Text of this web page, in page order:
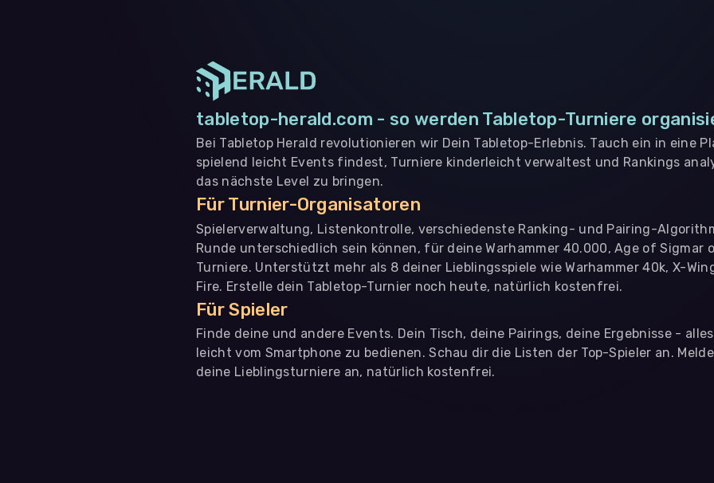
tabletop-herald.com - so werden Tabletop-Turniere
Bei Tabletop Herald revolutionieren wir Dein Tabletop-Erlebnis. Tauch ein in eine
spielend leicht Events findest, Turniere kinderleicht verwaltest und Rankings
das nächste Level zu bringen.
Für Turnier-Organisatoren
Spielerverwaltung, Listenkontrolle, verschiedenste Ranking- und Pairing-
Runde unterschiedlich sein können, für deine Warhammer 40.000, Age of Sigmar
Turniere. Unterstützt mehr als 8 deiner Lieblingsspiele wie Warhammer 40k, X-
Fire. Erstelle dein Tabletop-Turnier noch heute, natürlich kostenfrei.
Für Spieler
Finde deine und andere Events. Dein Tisch, deine Pairings, deine Ergebnisse -
leicht vom Smartphone zu bedienen. Schau dir die Listen der Top-Spieler an.
deine Lieblingsturniere an, natürlich kostenfrei.